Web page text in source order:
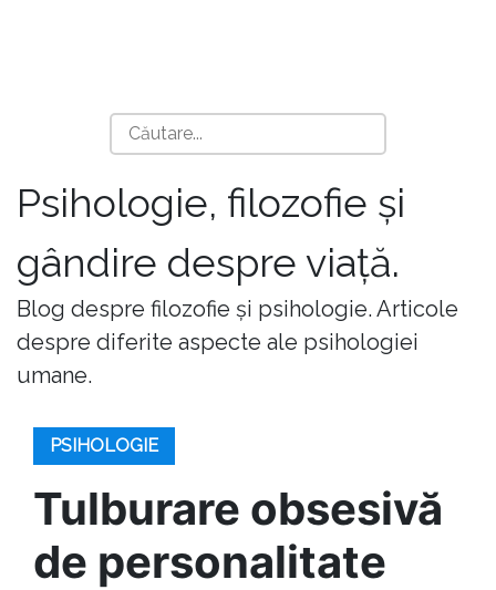
Psihologie, filozofie și
gândire despre viață.
Blog despre filozofie și psihologie. Articole
despre diferite aspecte ale psihologiei
umane.
PSIHOLOGIE
Tulburare obsesivă
de personalitate